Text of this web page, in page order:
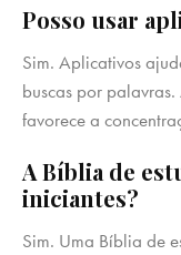
Posso usar
Sim. Aplicativos
buscas por
favorece a
A Bíblia de
iniciantes?
Sim. Uma Bíblia de